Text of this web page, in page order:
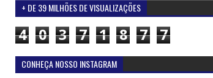
+ DE 39 MILHÕES DE VISUALIZAÇÕES
4 0 3 7 1 8 7 7
CONHEÇA NOSSO INSTAGRAM